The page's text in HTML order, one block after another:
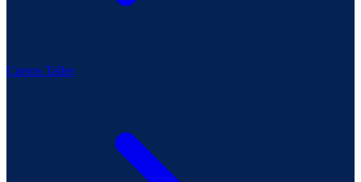
Cursos Taller